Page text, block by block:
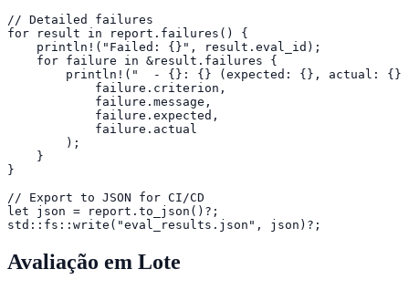
// Detailed failures
for result in report.failures() {
    println!("Failed: {}", result.eval_id);
    for failure in &result.failures {
println!("  - {}: {} (expected: {}, actual:
            failure.criterion,
            failure.message,
            failure.expected,
            failure.actual
        );
    }
}
// Export to JSON for CI/CD
let json = report.to_json()?;
std::fs::write("eval_results.json", json)?;
Avaliação em Lote